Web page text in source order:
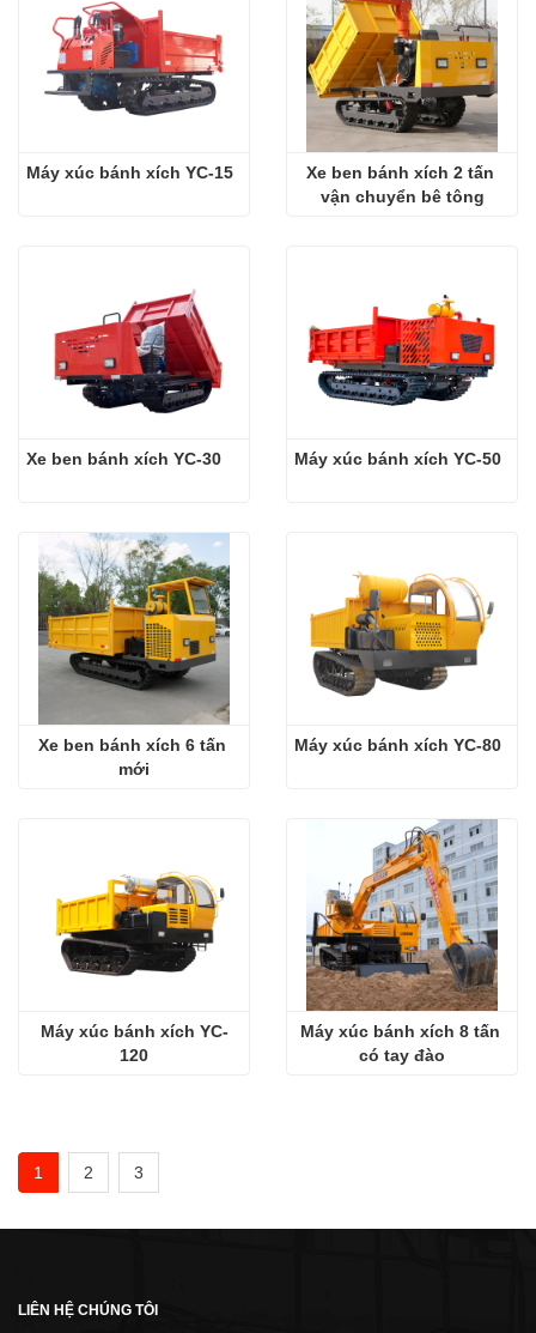
Máy xúc bánh xích YC-15
Xe ben bánh xích 2 tấn
vận chuyển bê tông
Xe ben bánh xích YC-30 Máy xúc bánh xích YC-50
Xe ben bánh xích 6 tấn
mới
Máy xúc bánh xích YC-80
Máy xúc bánh xích YC-
120
Máy xúc bánh xích 8 tấn
có tay đào
1 2 3
LIÊN HỆ CHÚNG TÔI